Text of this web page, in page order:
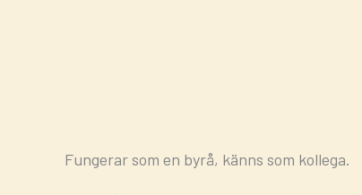
Fungerar som en byrå, känns som kollega.